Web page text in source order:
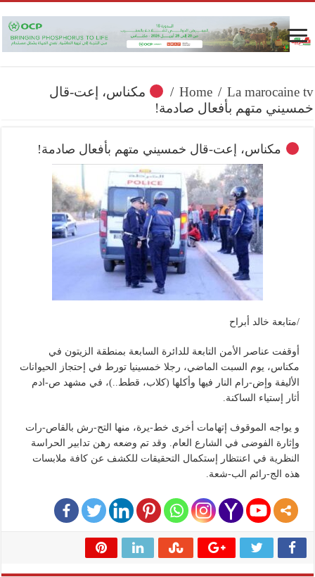
Home / La marocaine tv
/
مكناس، إعت-قال
خمسيني متهم بأفعال صادمة!
مكناس، إعت-قال خمسيني متهم بأفعال صادمة!
/متابعة خالد أبراح
أوقفت عناصر الأمن التابعة للدائرة السابعة بمنطقة الزيتون في
مكناس، يوم السبت الماضي، رجلا خمسينيا تورط في إحتجاز الحيوانات
الأليفة وإض-رام النار فيها وأكلها (كلاب، قطط..)، في مشهد ص-ادم
أثار إستياء الساكنة.
و يواجه الموقوف إتهامات أخرى خط-يرة، منها التح-رش بالقاص-رات
وإثارة الفوضى في الشارع العام. وقد تم وضعه رهن تدابير الحراسة
النظرية في اعنتظار إستكمال التحقيقات للكشف عن كافة ملابسات
هذه الج-رائم الب-شعة.